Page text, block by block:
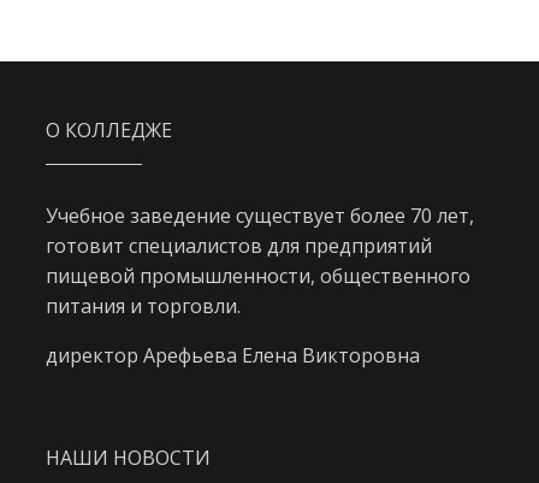
О КОЛЛЕДЖЕ
Учебное заведение существует более 70 лет,
готовит специалистов для предприятий
пищевой промышленности, общественного
питания и торговли.
директор Арефьева Елена Викторовна
НАШИ НОВОСТИ